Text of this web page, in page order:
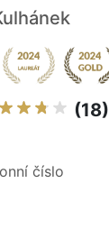
(18)
číslo